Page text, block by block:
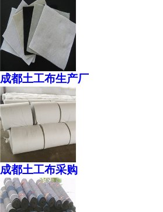
成都土工布生产厂
成都土工布采购